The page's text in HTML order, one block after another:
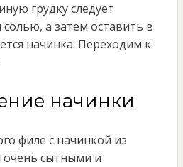
грудку следует
а затем оставить в
начинка. Переходим к
начинки
филе с начинкой из
очень сытными и